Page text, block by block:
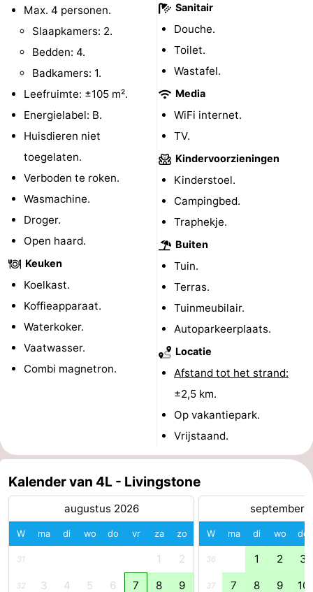
Rondvaarten
Speeltuinen
Binnenspeeltuinen
Bowlen
-
Minigolfbanen
Wellness
centra
Dorpen
Steden
Natuur
Rondleidingen
Sporten
-
Zwembaden
-
Fietsen
-
Golfbanen
-
Surfen
-
Duiken
Eten
en
drinken
Zeehonden
Evenementen
Max. 4 personen.
Slaapkamers: 2.
Bedden: 4.
Badkamers: 1.
Leefruimte: ±105 m².
Energielabel: B.
Huisdieren niet
toegelaten.
Verboden te roken.
Wasmachine.
Droger.
Open haard.
Keuken
Koelkast.
Koffieapparaat.
Waterkoker.
Vaatwasser.
Combi magnetron.
Sanitair
Douche.
Toilet.
Wastafel.
Media
WiFi internet.
TV.
Kindervoorzieningen
Kinderstoel.
Campingbed.
Traphekje.
Buiten
Tuin.
Terras.
Tuinmeubilair.
Autoparkeerplaats.
Locatie
Afstand tot het strand:
±2,5 km.
Op vakantiepark.
Vrijstaand.
Kalender van 4L - Livingstone
augustus 2026
W ma di wo do vr za zo
31 1 2
32 3 4 5 6 7 8 9
september
W ma di wo do
36 1 2 3
37 7 8 9 10